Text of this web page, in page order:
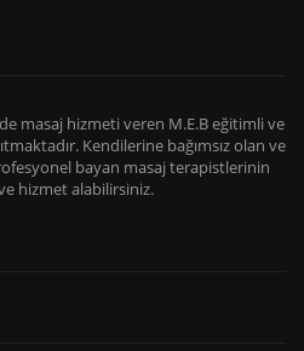
masaj hizmeti veren M.E.B eğitimli ve
Kendilerine bağımsız olan ve
bayan masaj terapistlerinin
hizmet alabilirsiniz.